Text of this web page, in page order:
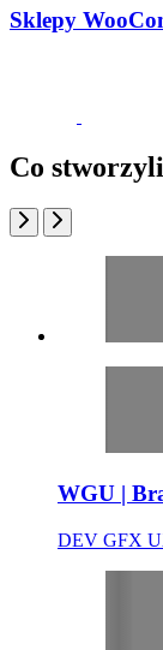
Sklepy
Co
WGU |
DEV GFX